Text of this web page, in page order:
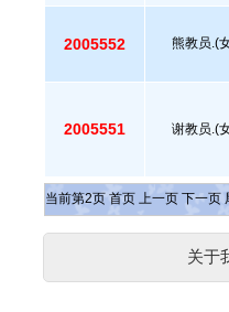
2005552 熊教员.(
2005551 谢教员.(
当前第2页 首页 上一页 下一页
关于